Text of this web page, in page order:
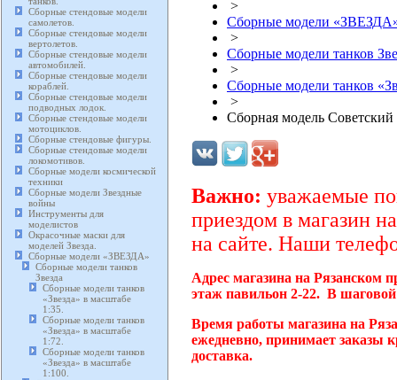
Сборные стендовые модели
самолетов.
Сборные стендовые модели
вертолетов.
Сборные стендовые модели
автомобилей.
Сборные стендовые модели
кораблей.
Сборные стендовые модели
подводных лодок.
Сборные стендовые модели
мотоциклов.
Сборные стендовые фигуры.
Сборные стендовые модели
локомотивов.
Сборные модели космической
техники
Сборные модели Звездные
войны
Инструменты для
моделистов
Окрасочные маски для
моделей Звезда.
Сборные модели «ЗВЕЗДА»
Сборные модели танков
Звезда
Сборные модели танков
«Звезда» в масштабе
1:35.
Сборные модели танков
«Звезда» в масштабе
1:72.
Сборные модели танков
«Звезда» в масштабе
1:100.
>
Сборные модели
>
Сборные модели танков
>
Сборные модели танков
>
Сборная модель
Важно: уважаемые
приездом в магазин
на сайте. Наши
Адрес магазина на Рязанском
этаж павильон 2-22. В
Время работы магазина на
ежедневно, принимает заказы
доставка.